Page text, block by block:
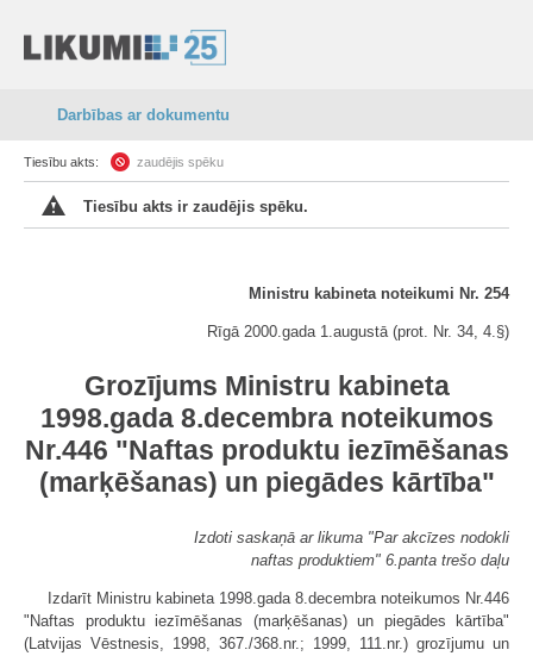
Darbības ar dokumentu
Tiesību akts: zaudējis spēku
Tiesību akts ir zaudējis spēku.
Ministru kabineta noteikumi Nr. 254
Rīgā 2000.gada 1.augustā (prot. Nr. 34, 4.§)
Grozījums Ministru kabineta
1998.gada 8.decembra noteikumos
Nr.446 "Naftas produktu iezīmēšanas
(marķēšanas) un piegādes kārtība"
Izdoti saskaņā ar likuma "Par akcīzes nodokli
naftas produktiem" 6.panta trešo daļu
Izdarīt Ministru kabineta 1998.gada 8.decembra noteikumos Nr.446
"Naftas produktu iezīmēšanas (marķēšanas) un piegādes kārtība"
(Latvijas Vēstnesis, 1998, 367./368.nr.; 1999, 111.nr.) grozījumu un